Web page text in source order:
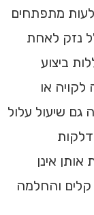
מתפתחים
נזק לאחת
ביצוע
או
גם שיעול עלול
אינן
והחלמה